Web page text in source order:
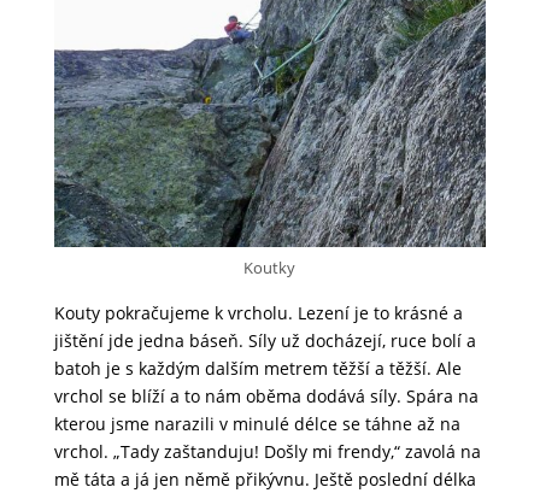
Koutky
Kouty pokračujeme k vrcholu. Lezení je to krásné a
jištění jde jedna báseň. Síly už docházejí, ruce bolí a
batoh je s každým dalším metrem těžší a těžší. Ale
vrchol se blíží a to nám oběma dodává síly. Spára na
kterou jsme narazili v minulé délce se táhne až na
vrchol. „Tady zaštanduju! Došly mi frendy,“ zavolá na
mě táta a já jen němě přikývnu. Ještě poslední délka